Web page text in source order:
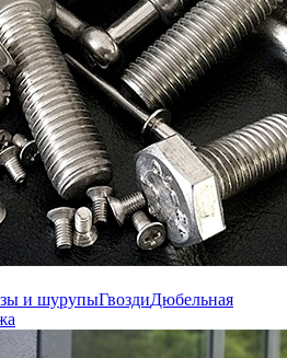
и шурупыГвоздиДюбельная